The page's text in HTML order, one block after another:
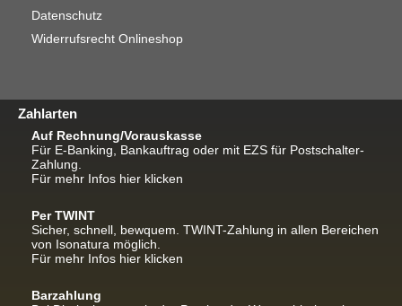
Datenschutz
Widerrufsrecht Onlineshop
Zahlarten
Auf Rechnung/Vorauskasse
Für E-Banking, Bankauftrag oder mit EZS für Postschalter-
Zahlung.
Für mehr Infos hier klicken
Per TWINT
Sicher, schnell, bewquem. TWINT-Zahlung in allen Bereichen
von Isonatura möglich.
Für mehr Infos hier klicken
Barzahlung